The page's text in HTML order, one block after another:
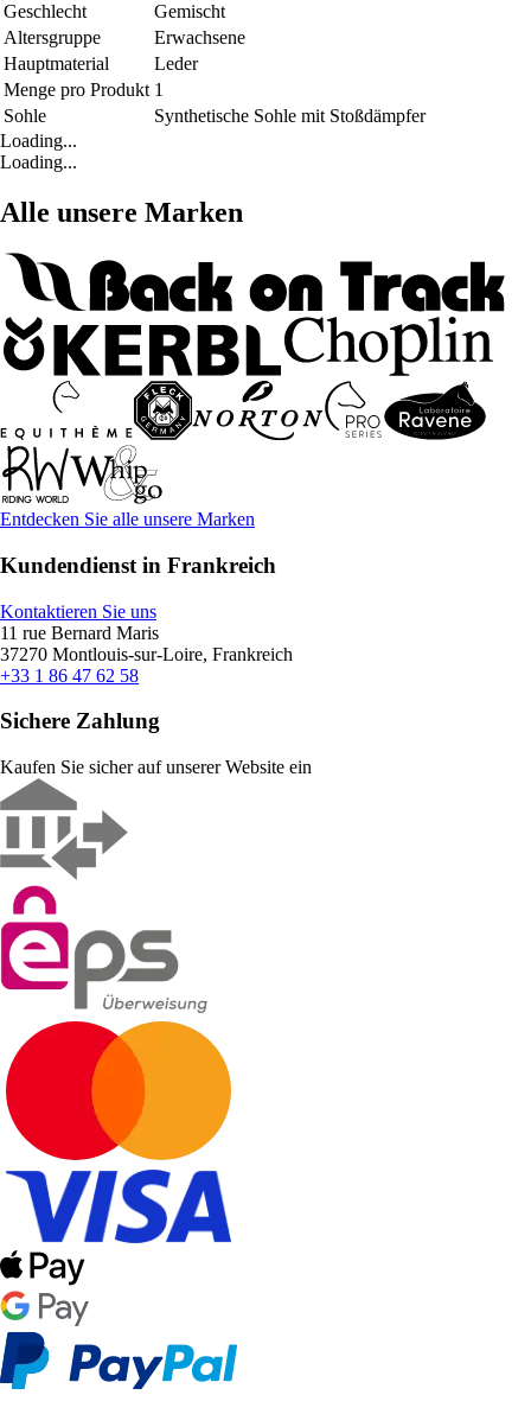
Geschlecht
Gemischt
Altersgruppe
Erwachsene
Hauptmaterial
Leder
Menge pro Produkt 1
Sohle
Synthetische Sohle mit Stoßdämpfer
Loading...
Loading...
Alle unsere Marken
Entdecken Sie alle unsere Marken
Kundendienst in Frankreich
Kontaktieren Sie uns
11 rue Bernard Maris
37270 Montlouis-sur-Loire, Frankreich
+33 1 86 47 62 58
Sichere Zahlung
Kaufen Sie sicher auf unserer Website ein